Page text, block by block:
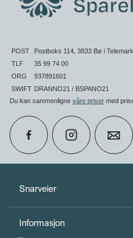
Snarveier
Informasjon
POST
Postboks 114, 3833 Bø i Telemark
TLF
35 99 74 00
ORG
937891601
SWIFT DRANNO21 / BSPANO21
Du kan sammenligne våre priser med